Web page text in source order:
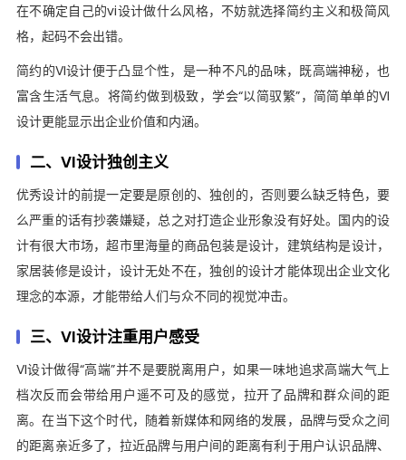
在不确定自己的vi设计做什么风格，不妨就选择简约主义和极简风
格，起码不会出错。
简约的VI设计便于凸显个性，是一种不凡的品味，既高端神秘，也
富含生活气息。将简约做到极致，学会“以简驭繁”，简简单单的VI
设计更能显示出企业价值和内涵。
二、VI设计独创主义
优秀设计的前提一定要是原创的、独创的，否则要么缺乏特色，要
么严重的话有抄袭嫌疑，总之对打造企业形象没有好处。国内的设
计有很大市场，超市里海量的商品包装是设计，建筑结构是设计，
家居装修是设计，设计无处不在，独创的设计才能体现出企业文化
理念的本源，才能带给人们与众不同的视觉冲击。
三、VI设计注重用户感受
VI设计做得“高端”并不是要脱离用户，如果一味地追求高端大气上
档次反而会带给用户遥不可及的感觉，拉开了品牌和群众间的距
离。在当下这个时代，随着新媒体和网络的发展，品牌与受众之间
的距离亲近多了，拉近品牌与用户间的距离有利于用户认识品牌、